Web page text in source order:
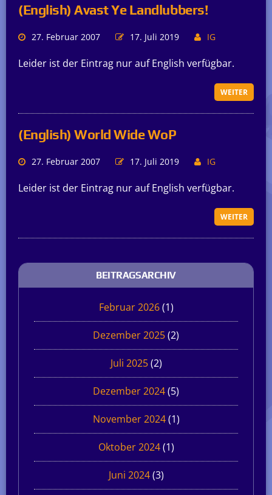
(English) Avast Ye Landlubbers!
27. Februar 2007 17. Juli 2019 IG
Leider ist der Eintrag nur auf English verfügbar.
WEITER
(English) World Wide WoP
27. Februar 2007 17. Juli 2019 IG
Leider ist der Eintrag nur auf English verfügbar.
WEITER
BEITRAGSARCHIV
Februar 2026(1)
Dezember 2025(2)
Juli 2025(2)
Dezember 2024(5)
November 2024(1)
Oktober 2024(1)
Juni 2024(3)